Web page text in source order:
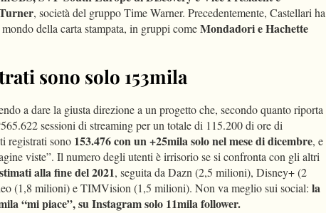
, società del gruppo Time Warner. Precedentemente, Castellari ha
della carta stampata, in gruppi comeMondadori e Hachette
sono solo 153mila
a dare la giusta direzione a un progetto che, secondo quanto riporta
sessioni di streaming per un totale di 115.200 di ore di
registrati sono 153.476 con un +25mila solo nel mese di dicembre, e
viste”. Il numero degli utenti è irrisorio se si confronta con gli altri
alla fine del 2021, seguita da Dazn (2,5 milioni), Disney+ (2
(1,8 milioni) e TIMVision (1,5 milioni). Non va meglio sui social: la
“mi piace”, su Instagram solo 11mila follower.